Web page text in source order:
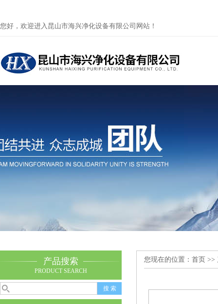
您好，欢迎进入昆山市海兴净化设备有限公司网站！
产品搜索
PRODUCT SEARCH
您现在的位置： 首页 >>